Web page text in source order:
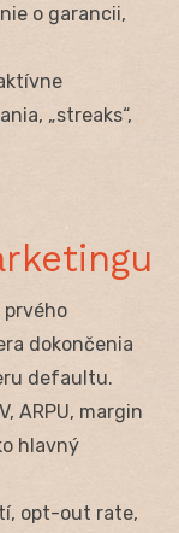
o garancii,
„streaks“,
prvého
dokončenia
defaultu.
ARPU, margin
hlavný
opt-out rate,